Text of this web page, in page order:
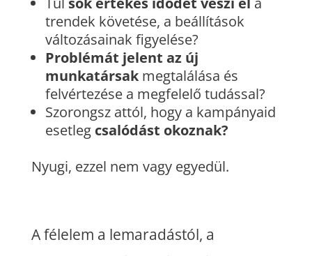
trendek követése, a beállítások
változásainak figyelése?
Problémát jelent az új
munkatársakmegtalálása és
felvértezése a megfelelő tudással?
Szorongsz attól, hogy a kampányaid
esetlegcsalódást okoznak?
Nyugi, ezzel nem vagy egyedül.
A félelem a lemaradástól, a